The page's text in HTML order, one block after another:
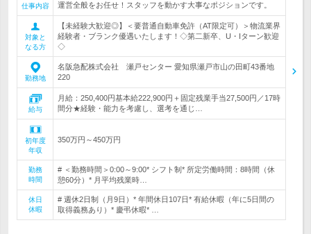
仕事内容
運営全般をお任せ！スタッフを動かす大事なポジションです。
対象と
なる方
【未経験大歓迎◎】＜要普通自動車免許（AT限定可）＞物流業界
経験者・ブランク優遇いたします！◇第二新卒、U・Iターン歓迎
◇
勤務地
名阪急配株式会社 瀬戸センター 愛知県瀬戸市山の田町43番地
220
給与
月給：250,400円基本給222,900円＋固定残業手当27,500円／17時
間分★経験・能力を考慮し、選考を通じ…
初年度
年収
350万円～450万円
勤務
時間
# ＜勤務時間＞0:00～9:00* シフト制* 所定労働時間：8時間（休
憩60分）* 月平均残業時…
休日
休暇
# 週休2日制（月9日）* 年間休日107日* 有給休暇（年に5日間の
取得義務あり）* 慶弔休暇* …